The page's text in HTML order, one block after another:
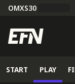
OMXS30
START PLAY